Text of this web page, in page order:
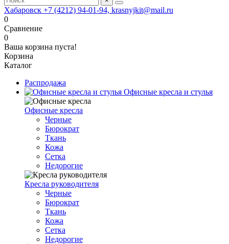
Хабаровск +7 (4212) 94-01-94, krasnyjkit@mail.ru
0
Сравнение
0
Ваша корзина пуста!
Корзина
Каталог
Распродажа
Офисные кресла и стулья
Офисные кресла
Черные
Бюрократ
Ткань
Кожа
Сетка
Недорогие
Кресла руководителя
Черные
Бюрократ
Ткань
Кожа
Сетка
Недорогие